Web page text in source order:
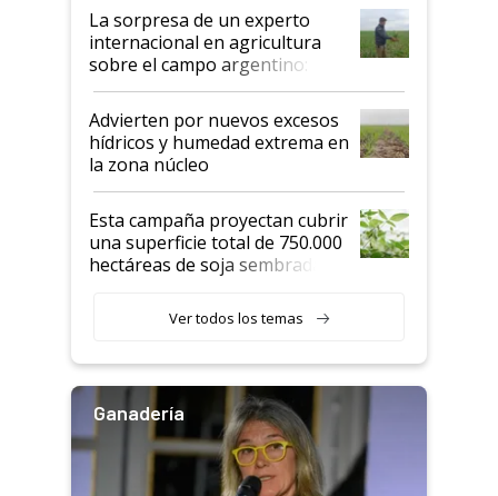
La sorpresa de un experto
internacional en agricultura
sobre el campo argentino:
"Estoy muy impresionado"
Advierten por nuevos excesos
hídricos y humedad extrema en
la zona núcleo
Esta campaña proyectan cubrir
una superficie total de 750.000
hectáreas de soja sembradas
variedades que marcan un
salto tecnológico en genética y
Ver todos los temas
Ganadería